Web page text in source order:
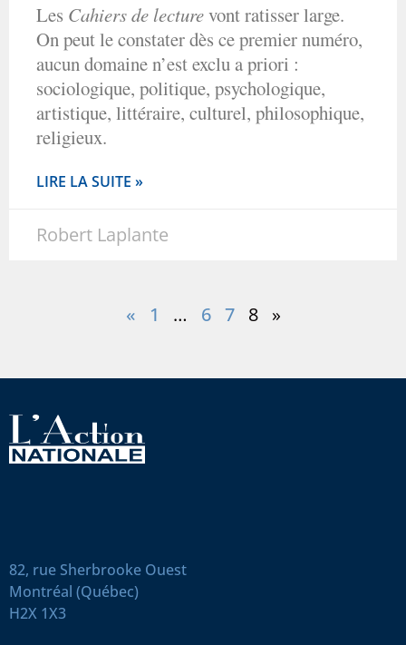
Les Cahiers de lecturevont ratisser large.
On peut le constater dès ce premier numéro,
aucun domaine n’est exclu a priori :
sociologique, politique, psychologique,
artistique, littéraire, culturel, philosophique,
religieux.
LIRE LA SUITE »
Robert Laplante
« 1 … 6 7 8 »
82, rue Sherbrooke Ouest
Montréal (Québec)
H2X 1X3